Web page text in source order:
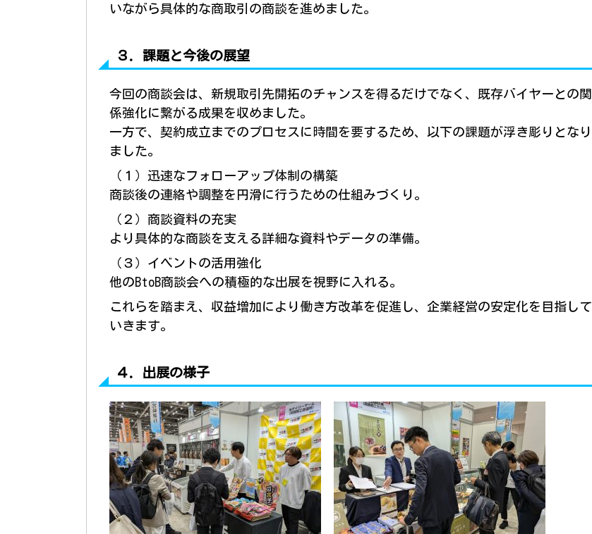
いながら具体的な商取引の商談を進めました。
３．課題と今後の展望
今回の商談会は、新規取引先開拓のチャンスを得るだけでなく、既存バイヤーとの関
係強化に繋がる成果を収めました。
一方で、契約成立までのプロセスに時間を要するため、以下の課題が浮き彫りとなり
ました。
（１）迅速なフォローアップ体制の構築
商談後の連絡や調整を円滑に行うための仕組みづくり。
（２）商談資料の充実
より具体的な商談を支える詳細な資料やデータの準備。
（３）イベントの活用強化
他のBtoB商談会への積極的な出展を視野に入れる。
これらを踏まえ、収益増加により働き方改革を促進し、企業経営の安定化を目指して
いきます。
４．出展の様子